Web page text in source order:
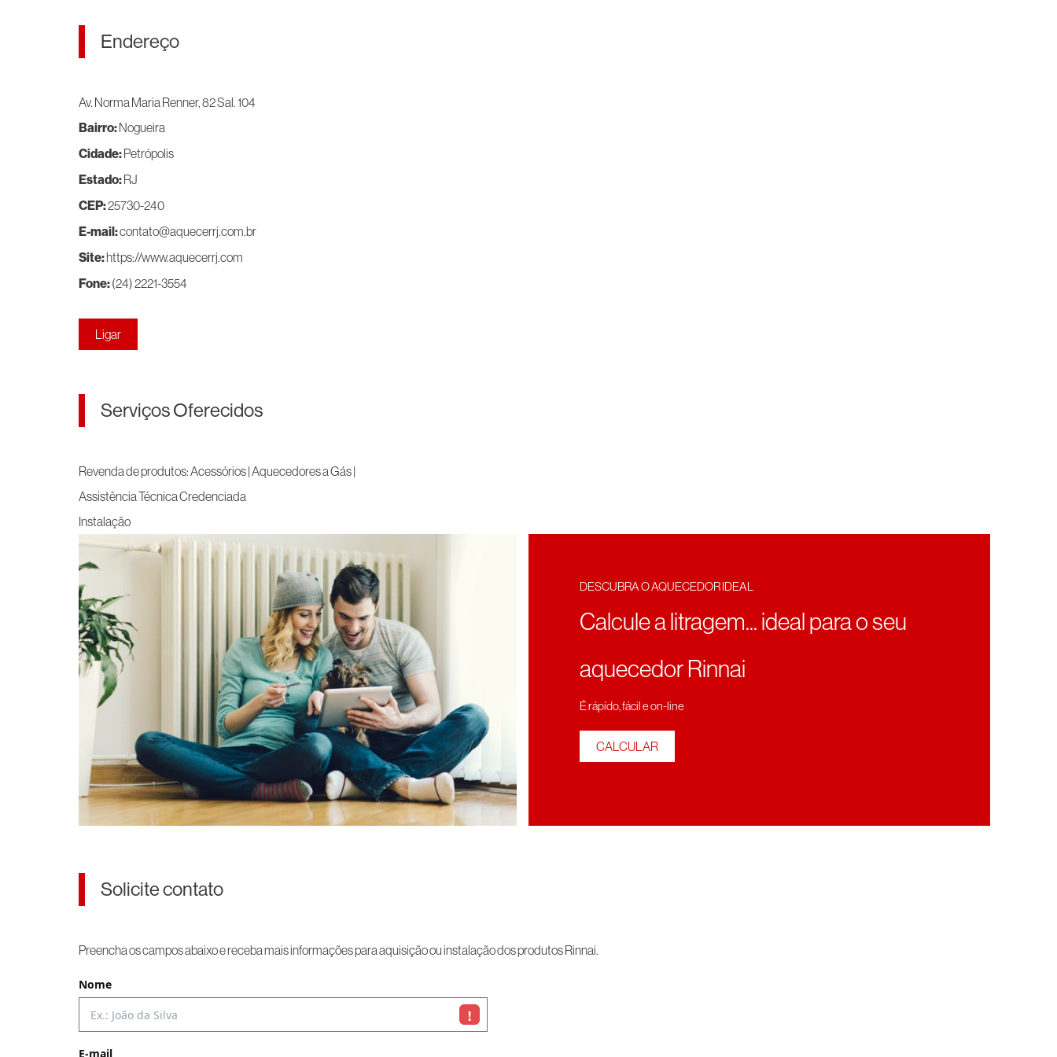
Endereço
Av. Norma Maria Renner, 82Sal. 104
Bairro:Nogueira
Cidade:Petrópolis
Estado:RJ
CEP:25730-240
E-mail:contato@aquecerrj.com.br
Site:https://www.aquecerrj.com
Fone:(24) 2221-3554
Ligar
Serviços Oferecidos
Revenda de produtos: Acessórios | Aquecedores a Gás |
Assistência Técnica Credenciada
Instalação
DESCUBRA O AQUECEDOR IDEAL
Calcule a litragem... ideal para o seu
aquecedor Rinnai
É rápído, fácil e on-line
CALCULAR
Solicite contato
Preencha os campos abaixo e receba mais informações para aquisição ou instalação dos produtos Rinnai.
Nome
!
E-mail